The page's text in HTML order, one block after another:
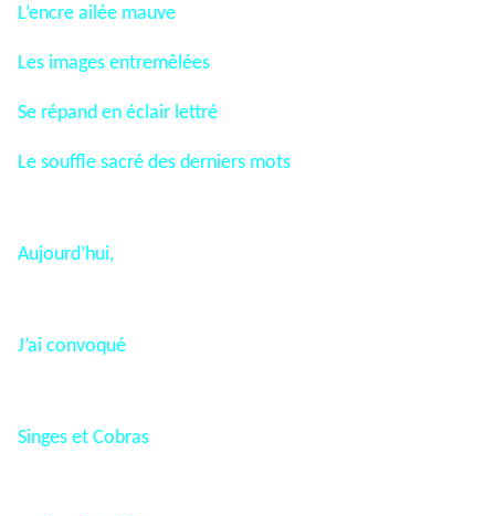
L’encre ailée mauve
Les images entremêlées
Se répand en éclair lettré
Le souffle sacré des derniers mots
Aujourd’hui,
J’ai convoqué
Singes et Cobras